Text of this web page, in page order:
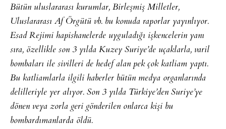
Bütün uluslararası kurumlar, Birleşmiş Milletler,
Uluslararası Af Örgütü vb. bu konuda raporlar yayınlıyor.
Esad Rejimi hapishanelerde uyguladığı işkencelerin yanı
sıra, özellikle son 3 yılda Kuzey Suriye’de uçaklarla, varil
bombaları ile sivilleri de hedef alan pek çok katliam yaptı.
Bu katliamlarla ilgili haberler bütün medya organlarında
delilleriyle yer alıyor. Son 3 yılda Türkiye’den Suriye’ye
dönen veya zorla geri gönderilen onlarca kişi bu
bombardımanlarda öldü.